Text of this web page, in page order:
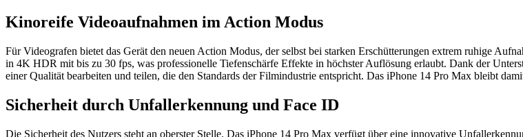
Kinoreife Videoaufnahmen im Action Modus
Für Videografen bietet das Gerät den neuen Action Modus, der selbst bei starken Erschütterungen extrem ruhige
in 4K HDR mit bis zu 30 fps, was professionelle Tiefenschärfe Effekte in höchster Auflösung erlaubt. Dank der
einer Qualität bearbeiten und teilen, die den Standards der Filmindustrie entspricht. Das iPhone 14 Pro Max bleibt
Sicherheit durch Unfallerkennung und Face ID
Die Sicherheit des Nutzers steht an oberster Stelle. Das iPhone 14 Pro Max verfügt über eine innovative